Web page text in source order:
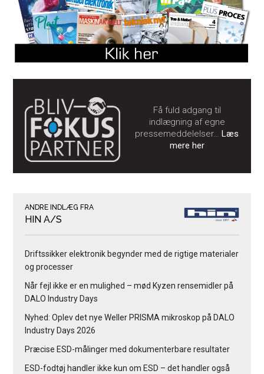
Få fuld adgang til
indlægning af egne
pressemeddelelser…Læs
mere her
ANDRE INDLÆG FRA
HIN A/S
Driftssikker elektronik begynder med de rigtige materialer
og processer
Når fejl ikke er en mulighed – mød Kyzen rensemidler på
DALO Industry Days
Nyhed: Oplev det nye Weller PRISMA mikroskop på DALO
Industry Days 2026
Præcise ESD-målinger med dokumenterbare resultater
ESD-fodtøj handler ikke kun om ESD – det handler også